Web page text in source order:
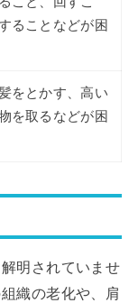
ることなどが困
をとかす、高い
を取るなどが困
明されていませ
織の老化や、肩